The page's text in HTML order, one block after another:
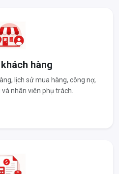
hàng
lịch sử mua hàng, công nợ,
nhân viên phụ trách.